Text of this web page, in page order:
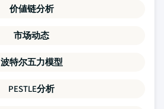
价値链分析
市场动态
波特尔五力模型
PESTLE分析